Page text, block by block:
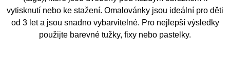
vytisknutí nebo ke stažení. Omalovánky jsou ideální pro děti
od 3 let a jsou snadno vybarvitelné. Pro nejlepší výsledky
použijte barevné tužky, fixy nebo pastelky.